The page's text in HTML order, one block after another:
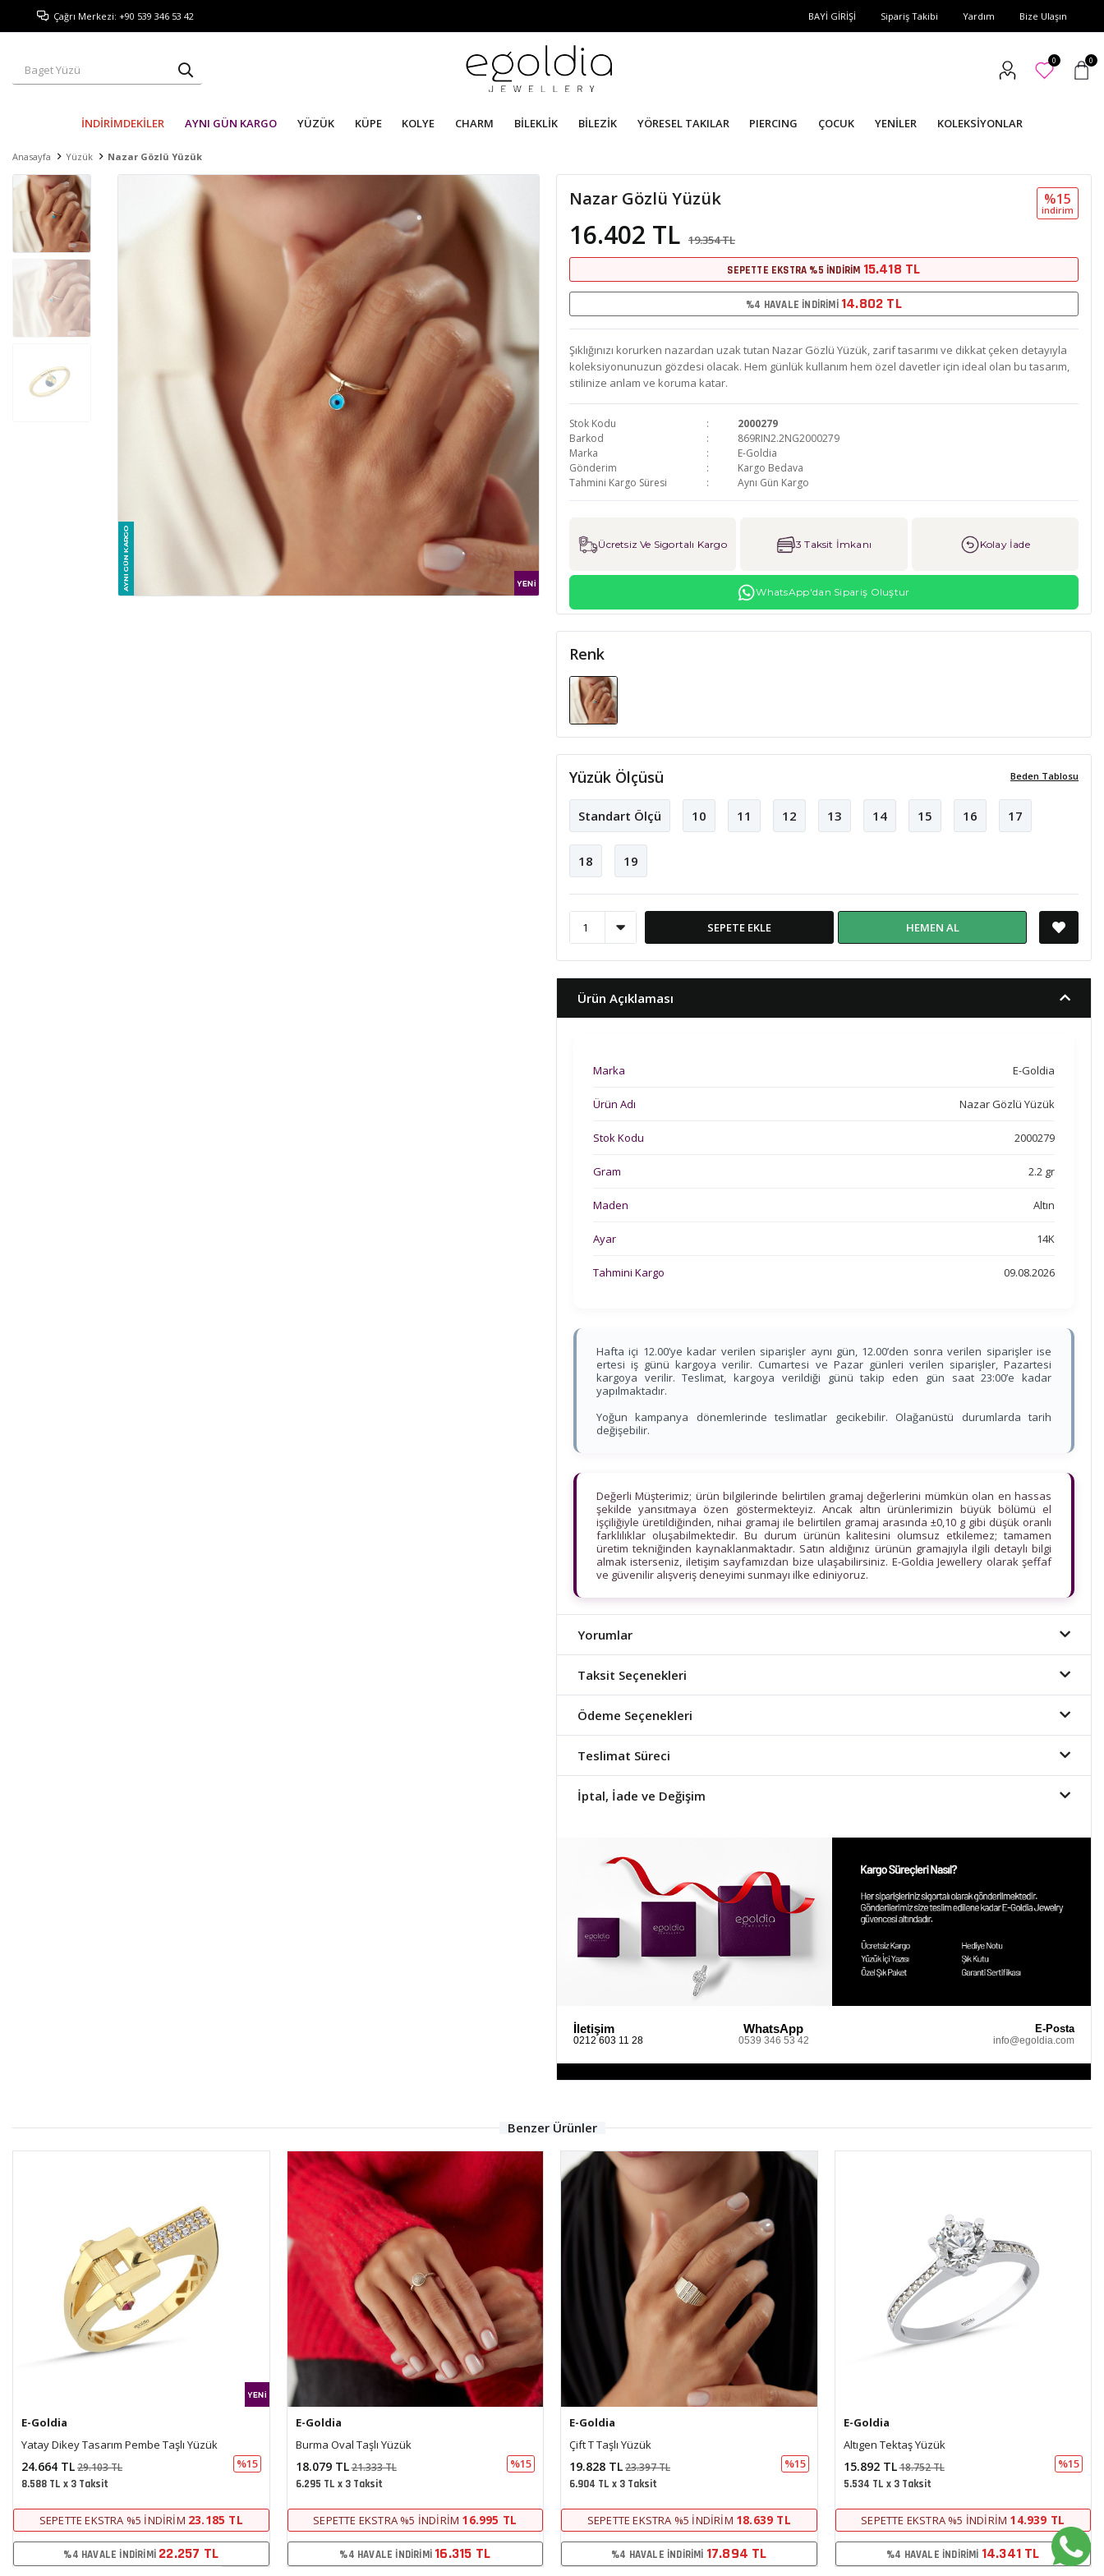
Çağrı Merkezi: +90 539 346 53 42 BAYİ GİRİŞİ Sipariş Takibi Yardım Bize Ulaşın
0 0
İNDİRİMDEKİLER AYNI GÜN KARGO YÜZÜK KÜPE KOLYE CHARM BİLEKLİK BİLEZİK YÖRESEL TAKILAR PIERCING ÇOCUK YENİLER KOLEKSİYONLAR
Anasayfa Yüzük Nazar Gözlü Yüzük
Nazar Gözlü Yüzük
16.402 TL 19.354 TL
%15
i̇ndi̇ri̇m
SEPETTE EKSTRA %5 İNDİRİM 15.418 TL
%4 HAVALE İNDİRİMİ 14.802 TL
Şıklığınızı korurken nazardan uzak tutan Nazar Gözlü Yüzük, zarif tasarımı ve dikkat çeken detayıyla
koleksiyonunuzun gözdesi olacak. Hem günlük kullanım hem özel davetler için ideal olan bu tasarım,
stilinize anlam ve koruma katar.
Stok Kodu
2000279
Barkod
869RIN2.2NG2000279
Marka
E-Goldia
Gönderim
Kargo Bedava
Tahmini Kargo Süresi
Aynı Gün Kargo
Ücretsiz Ve Sigortalı Kargo 3 Taksit İmkanı Kolay İade
WhatsApp'dan Sipariş Oluştur
Renk
Beden Tablosu
Yüzük Ölçüsü
Standart Ölçü 10 11 12 13 14 15 16 17
18 19
SEPETE EKLE HEMEN AL
Ürün Açıklaması
Marka E-Goldia
Ürün Adı Nazar Gözlü Yüzük
Stok Kodu 2000279
Gram 2.2 gr
Maden Altın
Ayar 14K
Tahmini Kargo 09.08.2026
Hafta içi 12.00’ye kadar verilen siparişler aynı gün, 12.00’den sonra verilen siparişler ise
ertesi iş günü kargoya verilir. Cumartesi ve Pazar günleri verilen siparişler, Pazartesi
kargoya verilir. Teslimat, kargoya verildiği günü takip eden gün saat 23:00’e kadar
yapılmaktadır.
Yoğun kampanya dönemlerinde teslimatlar gecikebilir. Olağanüstü durumlarda tarih
değişebilir.
Değerli Müşterimiz; ürün bilgilerinde belirtilen gramaj değerlerini mümkün olan en hassas
şekilde yansıtmaya özen göstermekteyiz. Ancak altın ürünlerimizin büyük bölümü el
işçiliğiyle üretildiğinden, nihai gramaj ile belirtilen gramaj arasında ±0,10 g gibi düşük oranlı
farklılıklar oluşabilmektedir. Bu durum ürünün kalitesini olumsuz etkilemez; tamamen
üretim tekniğinden kaynaklanmaktadır. Satın aldığınız ürünün gramajıyla ilgili detaylı bilgi
almak isterseniz, iletişim sayfamızdan bize ulaşabilirsiniz. E-Goldia Jewellery olarak şeffaf
ve güvenilir alışveriş deneyimi sunmayı ilke ediniyoruz.
Yorumlar
Taksit Seçenekleri
Ödeme Seçenekleri
Teslimat Süreci
İptal, İade ve Değişim
İletişim
0212 603 11 28
WhatsApp
0539 346 53 42
E-Posta
info@egoldia.com
Benzer Ürünler
E-Goldia
Burma Oval Taşlı Yüzük
18.079 TL21.333 TL %15
6.295 TL x 3 Taksit
SEPETTE EKSTRA %5 İNDIRIM 16.995 TL
%4 HAVALE İNDIRIMI16.315 TL
E-Goldia
Çift T Taşlı Yüzük
19.828 TL23.397 TL %15
6.904 TL x 3 Taksit
SEPETTE EKSTRA %5 İNDIRIM 18.639 TL
%4 HAVALE İNDIRIMI 17.894 TL
E-Goldia
Altıgen Tektaş Yüzük
15.892 TL18.752 TL %15
5.534 TL x 3 Taksit
SEPETTE EKSTRA %5 İNDIRIM 14.939 TL
%4 HAVALE İNDIRIMI14.341 TL
E-Goldia
Baget Altın Yüzük
15.892 TL18.752 TL %15
5.534 TL x 3 Taksit
SEPETTE EKSTRA %5 İNDIRIM 14.939 TL
%4 HAVALE İNDIRIMI 14.341 TL